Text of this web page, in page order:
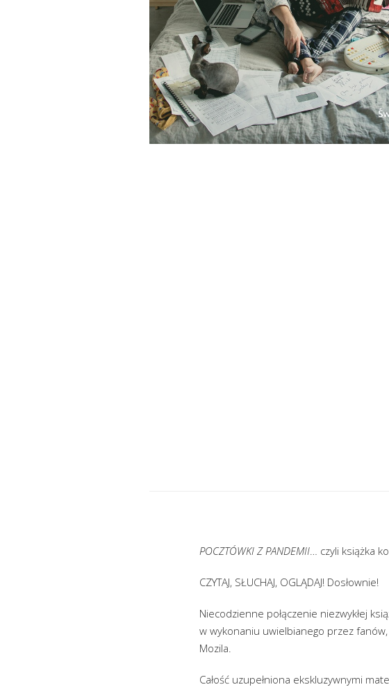
POCZTÓWKI Z PANDEMII … czyli książka
CZYTAJ, SŁUCHAJ, OGLĄDAJ! Dosłownie!
Niecodzienne połączenie niezwykłej
w wykonaniu uwielbianego przez
Mozila.
Całość uzupełniona ekskluzywnymi